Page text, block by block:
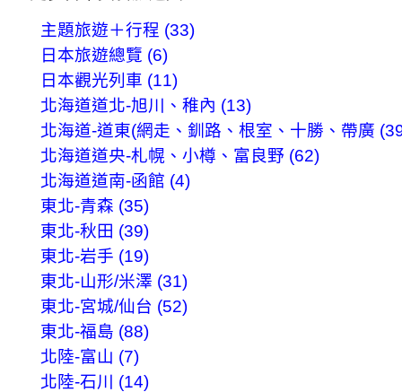
主題旅遊＋行程 (33)
日本旅遊總覽 (6)
日本觀光列車 (11)
北海道道北-旭川、稚內 (13)
北海道-道東(網走、釧路、根室、十勝、帶廣
北海道道央-札幌、小樽、富良野 (62)
北海道道南-函館 (4)
東北-青森 (35)
東北-秋田 (39)
東北-岩手 (19)
東北-山形/米澤 (31)
東北-宮城/仙台 (52)
東北-福島 (88)
北陸-富山 (7)
北陸-石川 (14)